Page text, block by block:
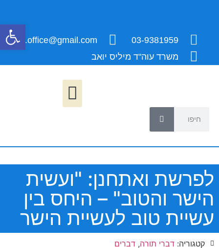
03-9381959
millis.office@gmail.com
משרד עוה"ד מיליס יואב
לפרשת ואתחנן: "ועשית
הישר והטוב" – היחס בין
עשיית טוב לעשיית הישר
קטגוריה: דברי תורה, דברים